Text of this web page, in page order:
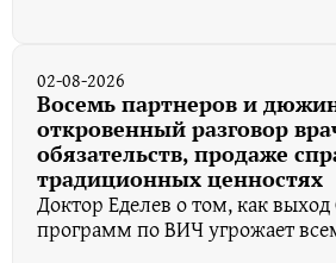
02-08-2026
Восемь партнеров и
откровенный разговор
обязательств, продаже
традиционных ценностях
Доктор Еделев о том, как
программ по ВИЧ угрожает